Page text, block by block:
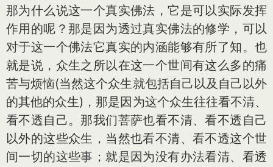
那为什么说这一个真实佛法，它是可以实际发挥
作用的呢？那是因为透过真实佛法的修学，可以
对于这一个佛法它真实的内涵能够有所了知。也
就是说，众生之所以在这一个世间有这么多的痛
苦与烦恼(当然这个众生就包括自己以及自己以外
的其他的众生)，那是因为这个众生往往看不清、
看不透自己。那我们菩萨也看不清、看不透自己
以外的这些众生，当然也看不清、看不透这个世
间一切的这些事；就是因为没有办法看清、看透